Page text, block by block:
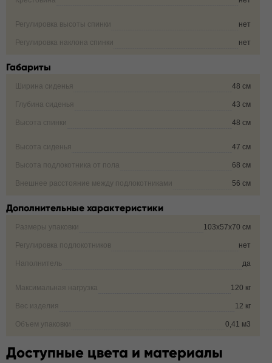
Регулировка высоты спинки нет
Регулировка наклона спинки нет
Габариты
Ширина сиденья 48 см
Глубина сиденья 43 см
Высота спинки 48 см
Высота сиденья 47 см
Высота подлокотника от пола 68 см
Внешнее расстояние между подлокотниками 56 см
Дополнительные характеристики
Размеры упаковки 103х57х70 см
Регулировка подлокотников нет
Наполнитель да
Максимальная нагрузка 120 кг
Вес изделия 12 кг
Объем упаковки 0,41 м3
Доступные цвета и материалы